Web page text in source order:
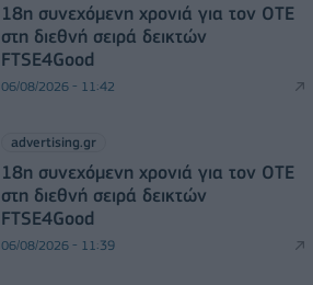
18η συνεχόμενη χρονιά για τον ΟΤΕ
στη διεθνή σειρά δεικτών
FTSE4Good
06/08/2026 - 11:42
advertising.gr
18η συνεχόμενη χρονιά για τον ΟΤΕ
στη διεθνή σειρά δεικτών
FTSE4Good
06/08/2026 - 11:39